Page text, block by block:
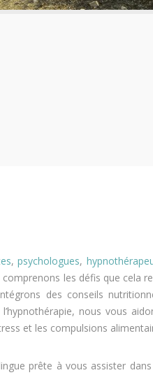
,psychologues,
les défis que cela
des conseils
nous vous
et les compulsions
prête à vous assister